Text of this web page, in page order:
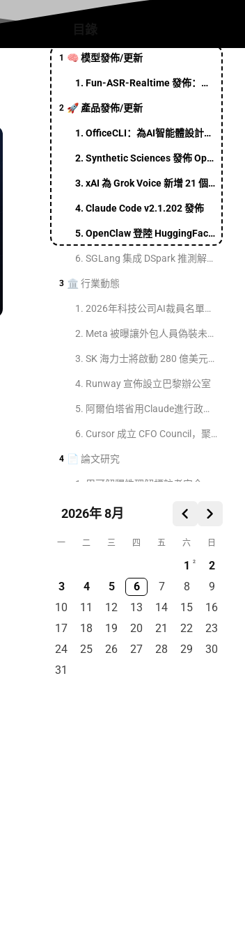
1 🧠 模型發佈/更新
1. Fun-ASR-Realtime 發佈：單模型支持30種語言與16種方言，識別準確率領先
2 🚀 產品發佈/更新
1. OfficeCLI：為AI智能體設計的開源Office套件
2. Synthetic Sciences 發佈 OpenScience：面向機器學習、生物學、物理學和化學研究的開源模型無關 AI 工作臺
3. xAI 為 Grok Voice 新增 21 個旗艦語音
4. Claude Code v2.1.202 發佈
5. OpenClaw 登陸 HuggingFace 本地應用
6. SGLang 集成 DSpark 推測解碼：置信度驅動的可變長度驗證
3 🏛️ 行業動態
1. 2026年科技公司AI裁員名單：Microsoft、Oracle、GitLab等十家公司裁減數千崗位
2. Meta 被曝讓外包人員偽裝未成年人，誘導競爭對手 AI 聊敏感話題
3. SK 海力士將啟動 280 億美元美股上市，有望成史上第二大 IPO
4. Runway 宣佈設立巴黎辦公室
5. 阿爾伯塔省用Claude進行政府系統安全審查
6. Cursor 成立 CFO Council，聚焦 AI 支出新經濟學
4 📄 論文研究
2. Google 更新隱私設置，默認用媒體數據訓練 AI，用戶可手動退出
3. 免費開源API中轉站監測網站tokhub.me上線
2026年 8月
一 二 三 四 五 六 日
1 2
2
3
4 5 6 7 8
9
10
11 12 13 14 15
16
17
18 19 20 21 22
23
24
25 26 27 28 29
30
31